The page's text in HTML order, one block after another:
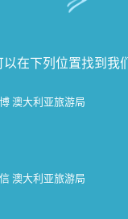
以在下列位置找到我
澳大利亚旅游局
澳大利亚旅游局